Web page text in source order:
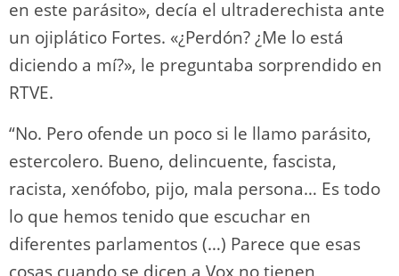
en este parásito», decía el ultraderechista ante
un ojiplático Fortes. «¿Perdón? ¿Me lo está
diciendo a mí?», le preguntaba sorprendido en
RTVE.
“No. Pero ofende un poco si le llamo parásito,
estercolero. Bueno, delincuente, fascista,
racista, xenófobo, pijo, mala persona… Es todo
lo que hemos tenido que escuchar en
diferentes parlamentos (…) Parece que esas